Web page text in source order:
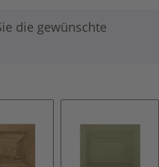
die gewünschte